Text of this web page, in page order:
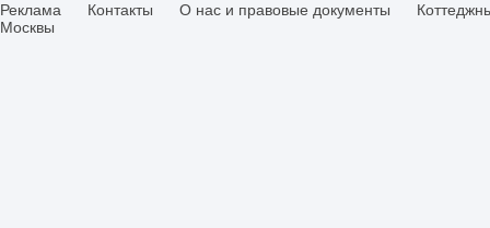
Реклама Контакты О нас и правовые документы
Москвы